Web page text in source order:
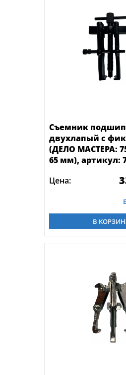
Съемник
двухлапый с
(ДЕЛО МАСТЕРА:
65 мм), артикул:
Цена:
В